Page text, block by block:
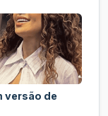
versão de